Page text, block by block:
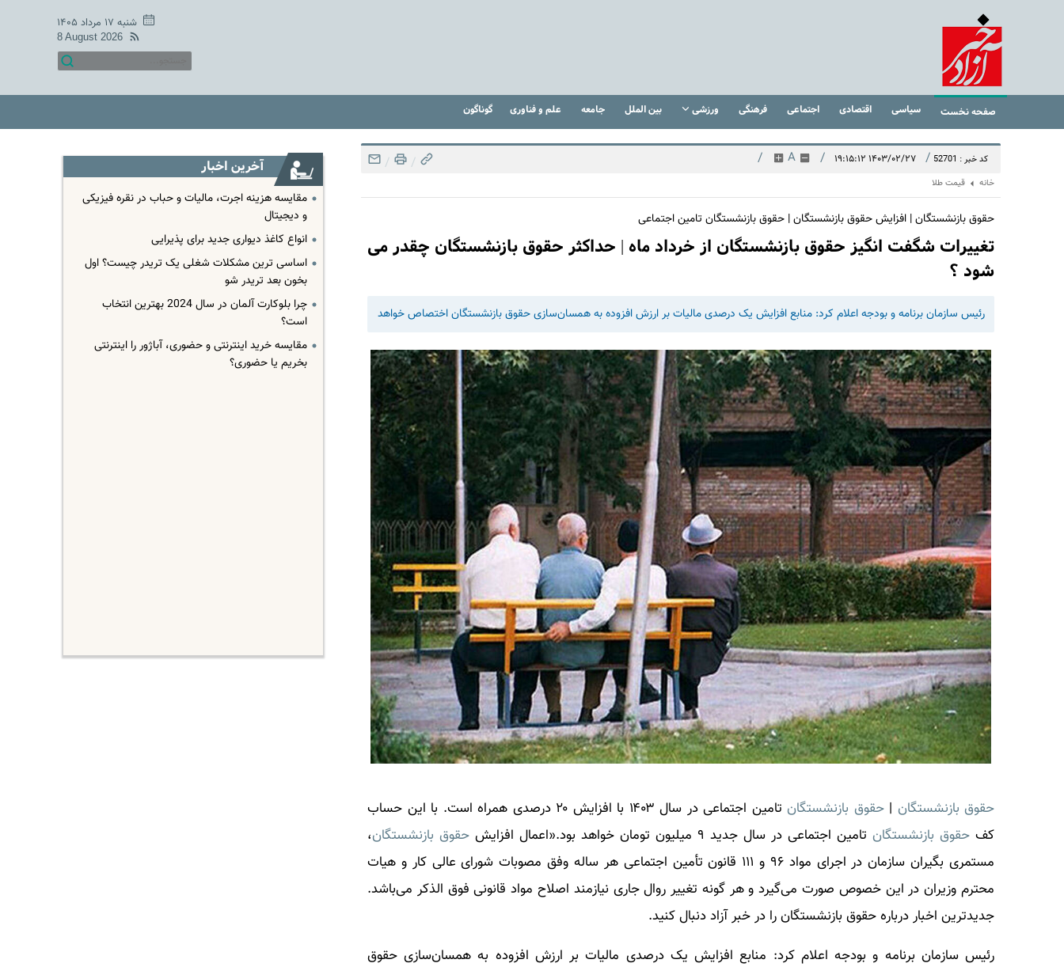
شنبه ۱۷ مرداد ۱۴۰۵
8 August 2026
صفحه نخست سیاسی اقتصادی اجتماعی فرهنگی ورزشی بین الملل جامعه علم و فناوری گوناگون
کد خبر : 52701 / ۱۴۰۳/۰۲/۲۷ ۱۹:۱۵:۱۲ /
A
/
/
/
خانه قیمت طلا
حقوق بازنشستگان | افزایش حقوق بازنشستگان | حقوق بازنشستگان تامین اجتماعی
تغییرات شگفت انگیز حقوق بازنشستگان از خرداد ماه | حداکثر حقوق بازنشستگان چقدر می
شود ؟
​رئیس سازمان برنامه و بودجه اعلام کرد:‌ منابع افزایش یک درصدی مالیات بر ارزش افزوده به همسان‌سازی حقوق بازنشستگان اختصاص خواهد
حقوق بازنشستگان |حقوق بازنشستگان
تامین اجتماعی در سال ۱۴۰۳ با افزایش ۲۰ درصدی همراه است. با این حساب
کف حقوق بازنشستگان تامین اجتماعی در سال جدید ۹ میلیون تومان خواهد بود.«اعمال افزایش حقوق بازنشستگان،
مستمری بگیران سازمان در اجرای مواد ٩۶ و ١١١ قانون تأمین اجتماعی هر ساله وفق مصوبات شورای عالی کار و هیات
محترم وزیران در این خصوص صورت می‌گیرد و هر گونه تغییر روال جاری نیازمند اصلاح مواد قانونی فوق الذکر می‌باشد.
جدیدترین اخبار دربارهحقوق بازنشستگانرا در خبر آزاد دنبال کنید.
​رئیس سازمان برنامه و بودجه اعلام کرد:‌ منابع افزایش یک درصدی مالیات بر ارزش افزوده به همسان‌سازی حقوق
آخرین اخبار
مقایسه هزینه اجرت، مالیات و حباب در نقره فیزیکی
و دیجیتال
انواع کاغذ دیواری جدید برای پذیرایی
اساسی ترین مشکلات شغلی یک تریدر چیست؟ اول
بخون بعد تریدر شو
چرا بلوکارت آلمان در سال 2024 بهترین انتخاب
است؟
مقایسه خرید اینترنتی و حضوری، آباژور را اینترنتی
بخریم یا حضوری؟